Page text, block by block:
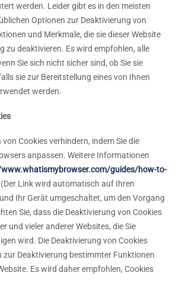
werden. Leider gibt es in den meisten
Optionen zur Deaktivierung von
und Merkmale, die sie dieser Website
zu deaktivieren. Es wird empfohlen, alle
Sie sich nicht sicher sind, ob Sie sie
sie zur Bereitstellung eines von Ihnen
werden.
Cookies verhindern, indem Sie die
anpassen. Weitere Informationen
guides/how-to-
(Der Link wird automatisch auf Ihren
Ihr Gerät umgeschaltet, um den Vorgang
Sie, dass die Deaktivierung von Cookies
und vieler anderer Websites, die Sie
wird. Die Deaktivierung von Cookies
zur Deaktivierung bestimmter Funktionen
Es wird daher empfohlen, Cookies